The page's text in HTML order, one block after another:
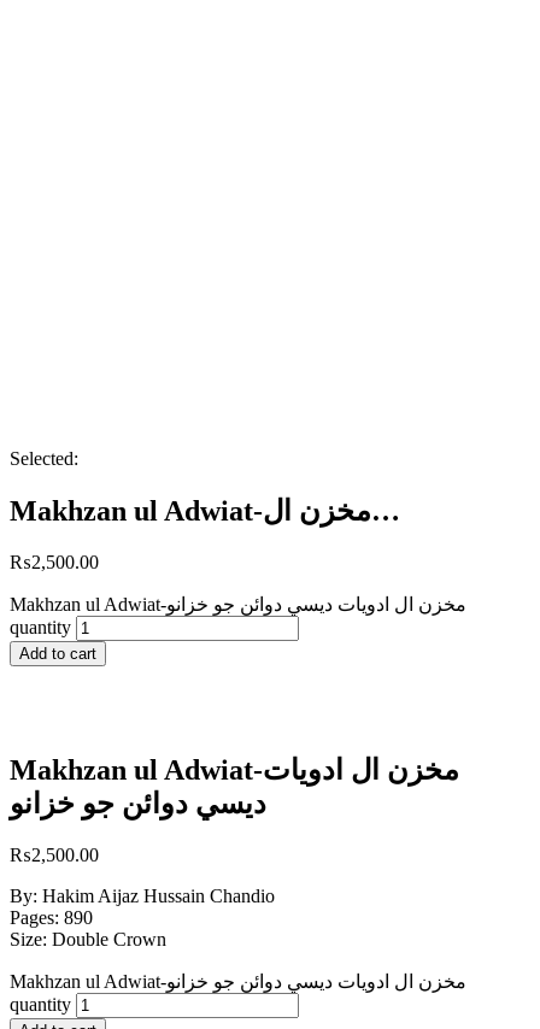
Selected:
Makhzan ul Adwiat-مخزن ال…
₨2,500.00
Makhzan ul Adwiat-مخزن ال ادويات ديسي دوائن جو خزانو
quantity
Add to cart
Makhzan ul Adwiat-مخزن ال ادويات
ديسي دوائن جو خزانو
₨2,500.00
By: Hakim Aijaz Hussain Chandio
Pages: 890
Size: Double Crown
Makhzan ul Adwiat-مخزن ال ادويات ديسي دوائن جو خزانو
quantity